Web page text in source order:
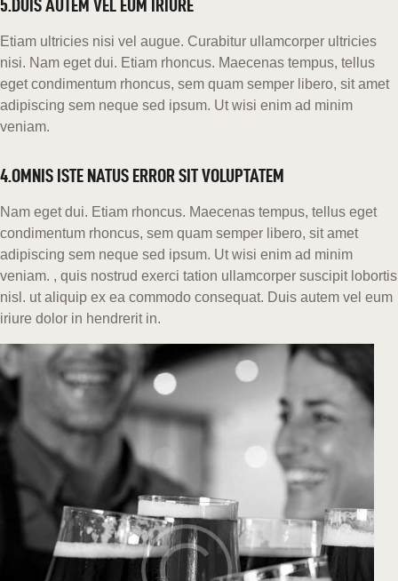
Etiam ultricies nisi vel augue. Curabitur ullamcorper ultricies
nisi. Nam eget dui. Etiam rhoncus. Maecenas tempus, tellus
eget condimentum rhoncus, sem quam semper libero, sit amet
adipiscing sem neque sed ipsum. Ut wisi enim ad minim
veniam.
4.OMNIS ISTE NATUS ERROR SIT VOLUPTATEM
Nam eget dui. Etiam rhoncus. Maecenas tempus, tellus eget
condimentum rhoncus, sem quam semper libero, sit amet
adipiscing sem neque sed ipsum. Ut wisi enim ad minim
veniam. , quis nostrud exerci tation ullamcorper suscipit lobortis
nisl. ut aliquip ex ea commodo consequat. Duis autem vel eum
iriure dolor in hendrerit in.